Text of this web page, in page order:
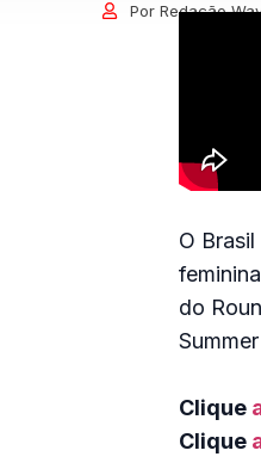
Por Redação
O
do
Clique
Clique